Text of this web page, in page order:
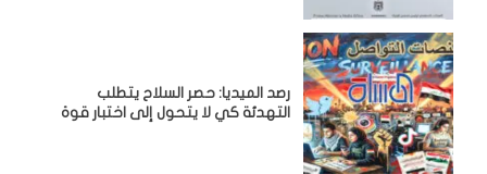
رصد الميديا: حصر السلاح يتطلب
التهدئة كي لا يتحول إلى اختبار قوة